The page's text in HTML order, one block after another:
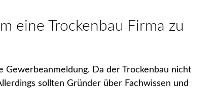
eine Trockenbau Firma zu
Da der Trockenbau nicht
sollten Gründer über Fachwissen und